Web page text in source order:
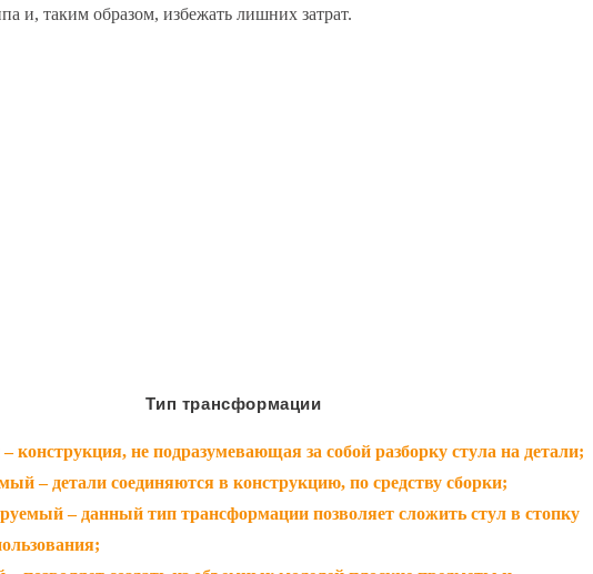
и, таким образом, избежать лишних затрат.
Тип трансформации
конструкция, не подразумевающая за собой разборку стула на детали;
– детали соединяются в конструкцию, по средству сборки;
– данный тип трансформации позволяет сложить стул в стопку